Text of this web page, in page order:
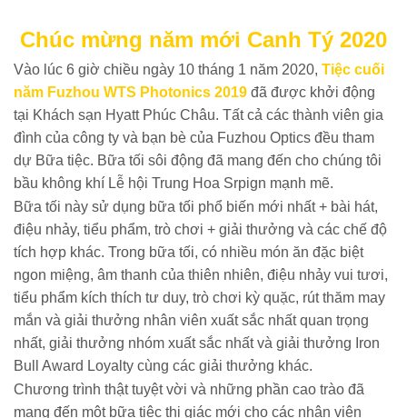
Chúc mừng năm mới Canh Tý 2020
Vào lúc 6 giờ chiều ngày 10 tháng 1 năm 2020, Tiệc cuối
năm Fuzhou WTS Photonics 2019 đã được khởi động
tại Khách sạn Hyatt Phúc Châu. Tất cả các thành viên gia
đình của công ty và bạn bè của Fuzhou Optics đều tham
dự Bữa tiệc. Bữa tối sôi động đã mang đến cho chúng tôi
bầu không khí Lễ hội Trung Hoa Srpign mạnh mẽ.
Bữa tối này sử dụng bữa tối phổ biến mới nhất + bài hát,
điệu nhảy, tiểu phẩm, trò chơi + giải thưởng và các chế độ
tích hợp khác. Trong bữa tối, có nhiều món ăn đặc biệt
ngon miệng, âm thanh của thiên nhiên, điệu nhảy vui tươi,
tiểu phẩm kích thích tư duy, trò chơi kỳ quặc, rút ​​thăm may
mắn và giải thưởng nhân viên xuất sắc nhất quan trọng
nhất, giải thưởng nhóm xuất sắc nhất và giải thưởng Iron
Bull Award Loyalty cùng các giải thưởng khác.
Chương trình thật tuyệt vời và những phần cao trào đã
mang đến một bữa tiệc thị giác mới cho các nhân viên